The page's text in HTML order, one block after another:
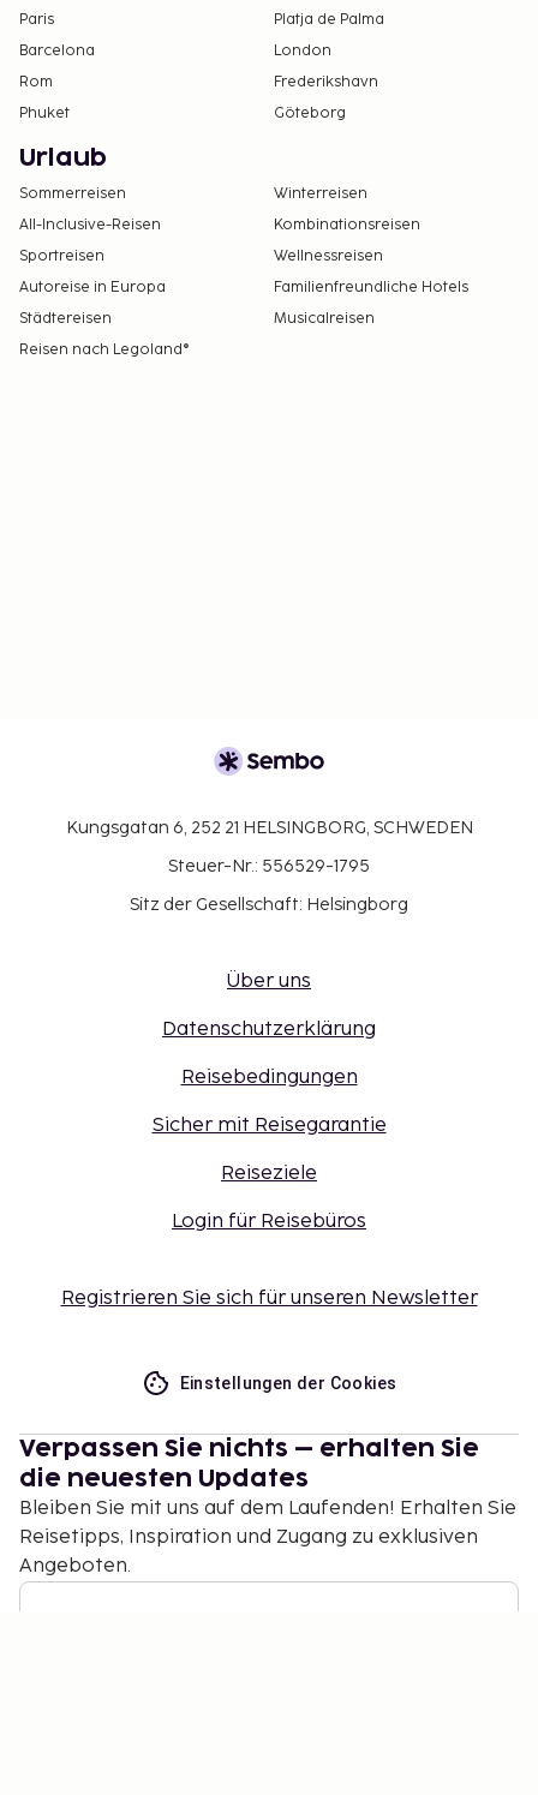
Paris
Platja de Palma
Barcelona
London
Rom
Frederikshavn
Phuket
Göteborg
Urlaub
Sommerreisen
Winterreisen
All-Inclusive-Reisen
Kombinationsreisen
Sportreisen
Wellnessreisen
Autoreise in Europa
Familienfreundliche Hotels
Städtereisen
Musicalreisen
Reisen nach Legoland®
Kungsgatan 6, 252 21 HELSINGBORG, SCHWEDEN
Steuer-Nr.: 556529-1795
Sitz der Gesellschaft: Helsingborg
Über uns
Datenschutzerklärung
Reisebedingungen
Sicher mit Reisegarantie
Reiseziele
Login für Reisebüros
Registrieren Sie sich für unseren Newsletter
Einstellungen der Cookies
Verpassen Sie nichts – erhalten Sie
die neuesten Updates
Bleiben Sie mit uns auf dem Laufenden! Erhalten Sie
Reisetipps, Inspiration und Zugang zu exklusiven
Angeboten.